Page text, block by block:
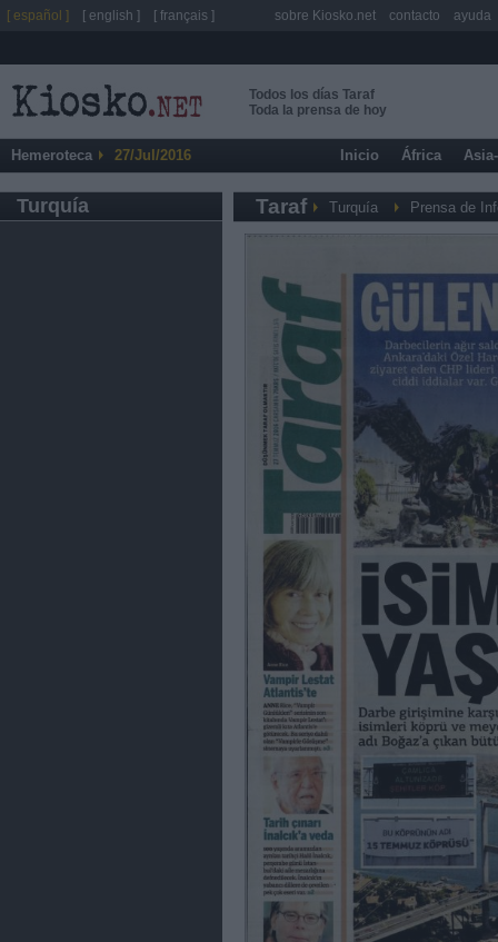
Todos los días Taraf
Toda la prensa de hoy
Hemeroteca 27/Jul/2016 Inicio África
Turquía Taraf Turquía Prensa de
[ español ] [ english ] [ français ] sobre Kiosko.net contacto ayuda